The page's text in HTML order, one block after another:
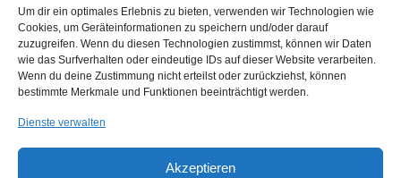
Um dir ein optimales Erlebnis zu bieten, verwenden wir Technologien wie
Cookies, um Geräteinformationen zu speichern und/oder darauf
zuzugreifen. Wenn du diesen Technologien zustimmst, können wir Daten
wie das Surfverhalten oder eindeutige IDs auf dieser Website verarbeiten.
Wenn du deine Zustimmung nicht erteilst oder zurückziehst, können
bestimmte Merkmale und Funktionen beeinträchtigt werden.
Dienste verwalten
Akzeptieren